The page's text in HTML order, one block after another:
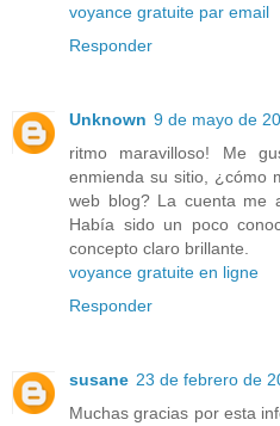
voyance gratuite par email
Responder
Unknown 9 de mayo de
ritmo maravilloso! Me
enmienda su sitio, ¿cómo
web blog? La cuenta me
Había sido un poco
concepto claro brillante.
voyance gratuite en ligne
Responder
susane 23 de febrero de
Muchas gracias por esta